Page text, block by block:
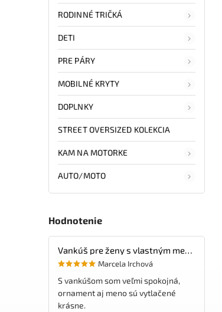
RODINNÉ TRIČKÁ
DETI
PRE PÁRY
MOBILNÉ KRYTY
DOPLNKY
STREET OVERSIZED KOLEKCIA
KAM NA MOTORKE
AUTO/MOTO
Hodnotenie
Marcela Irchová
S vankúšom som veľmi spokojná,
ornament aj meno sú vytlačené
krásne.